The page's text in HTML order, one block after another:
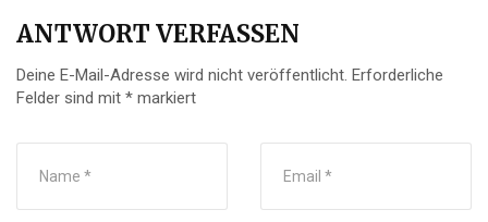
ANTWORT VERFASSEN
Deine E-Mail-Adresse wird nicht veröffentlicht. Erforderliche
Felder sind mit * markiert